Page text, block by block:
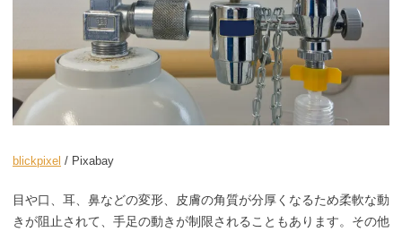
blickpixel / Pixabay
目や口、耳、鼻などの変形、皮膚の角質が分厚くなるため柔軟な動
きが阻止されて、手足の動きが制限されることもあります。その他